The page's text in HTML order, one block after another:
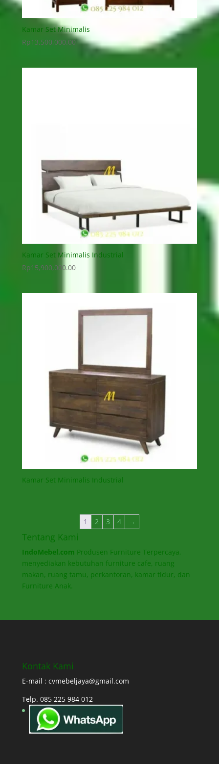
Kamar Set Minimalis
Rp13,500,000.00
Kamar Set Minimalis Industrial
Rp15,900,000.00
Kamar Set Minimalis Industrial
1 2 3 4 →
Tentang Kami
IndoMebel.com Produsen Furniture Terpercaya,
menyediakan kebutuhan furniture cafe, ruang
makan, ruang tamu, perkantoran, kamar tidur, dan
Furniture Anak.
Kontak Kami
E-mail : cvmebeljaya@gmail.com
Telp. 085 225 984 012